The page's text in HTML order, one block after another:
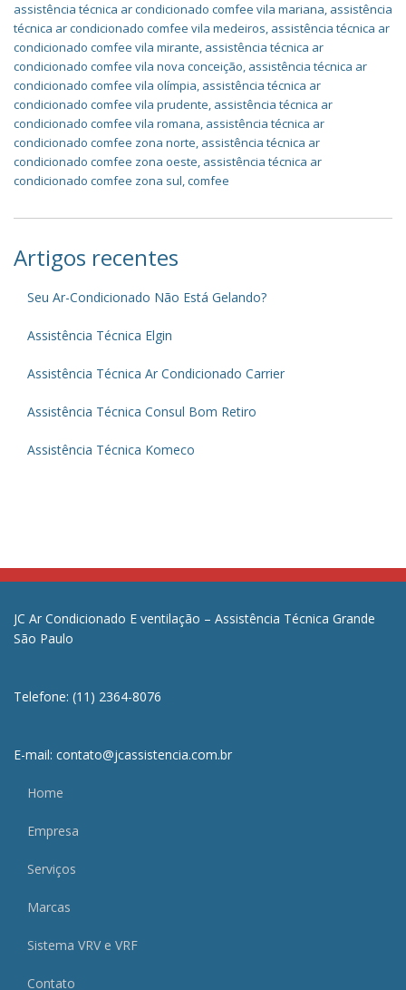
assistência técnica ar condicionado comfee vila mariana, assistência
técnica ar condicionado comfee vila medeiros, assistência técnica ar
condicionado comfee vila mirante, assistência técnica ar
condicionado comfee vila nova conceição, assistência técnica ar
condicionado comfee vila olímpia, assistência técnica ar
condicionado comfee vila prudente, assistência técnica ar
condicionado comfee vila romana, assistência técnica ar
condicionado comfee zona norte, assistência técnica ar
condicionado comfee zona oeste, assistência técnica ar
condicionado comfee zona sul,comfee
Artigos recentes
Seu Ar-Condicionado Não Está Gelando?
Assistência Técnica Elgin
Assistência Técnica Ar Condicionado Carrier
Assistência Técnica Consul Bom Retiro
Assistência Técnica Komeco
JC Ar Condicionado E ventilação – Assistência Técnica Grande
São Paulo
Telefone: (11) 2364-8076
E-mail: contato@jcassistencia.com.br
Home
Empresa
Serviços
Marcas
Sistema VRV e VRF
Contato